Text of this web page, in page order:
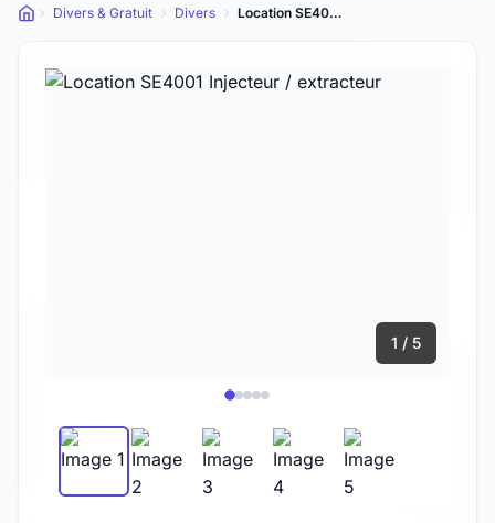
Petites annonces
Divers & Gratuit Divers Location SE4001 Injecteur / extracteur
1 / 5